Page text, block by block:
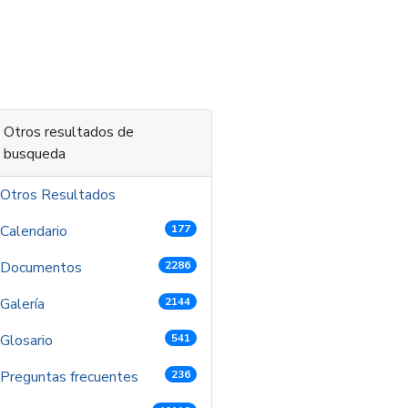
Otros resultados de
busqueda
Otros Resultados
Calendario
177
Documentos 2286
Galería 2144
Glosario 541
Preguntas frecuentes 236